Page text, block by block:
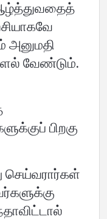
அனுமதி
வேண்டும்.
பிறகு
செய்வரார்கள்